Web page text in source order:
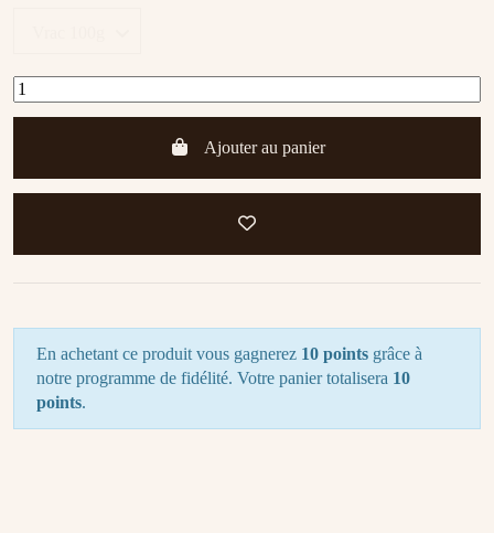
Ajouter au panier
En achetant ce produit vous gagnerez 10 points grâce à
notre programme de fidélité. Votre panier totalisera 10
points.